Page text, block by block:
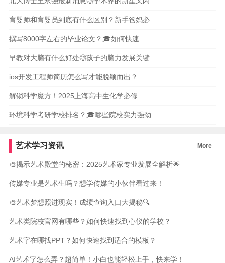
育婴师和育婴员到底有什么区别？新手爸妈必
撰写8000字左右的毕业论文？🎓如何快速
早教对大脑有什么好处🧐孩子的脑力发展关键
ios开发工程师简历怎么写才能脱颖而出？
解锁科学魔方！2025上海高中生化学必修
环境科学考研学校排名？🎓哪些院校实力强劲
艺术学习资讯 More
🎨揭示艺术殿堂的秘密：2025艺术家专业发展全解析🌟
传媒专业是艺术生吗？想学传媒的小伙伴看过来！
🎨艺术梦想照进现实！成绩查询入口大揭秘🔍
艺术类院校官网有哪些？如何快速找到心仪的学校？
艺术字在哪找PPT？如何快速找到适合的模板？
AI艺术字怎么弄？超简单！小白也能轻松上手，快来学！